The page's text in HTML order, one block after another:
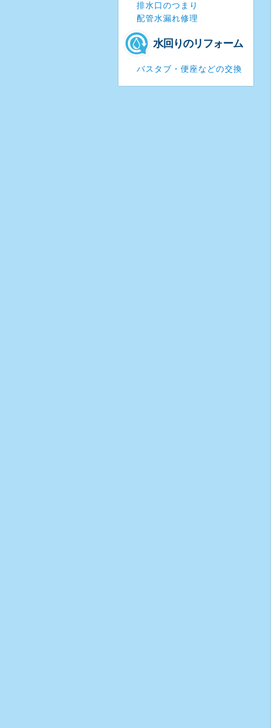
排水口のつまり
配管水漏れ修理
水回りのリフォーム
バスタブ・便座などの交換